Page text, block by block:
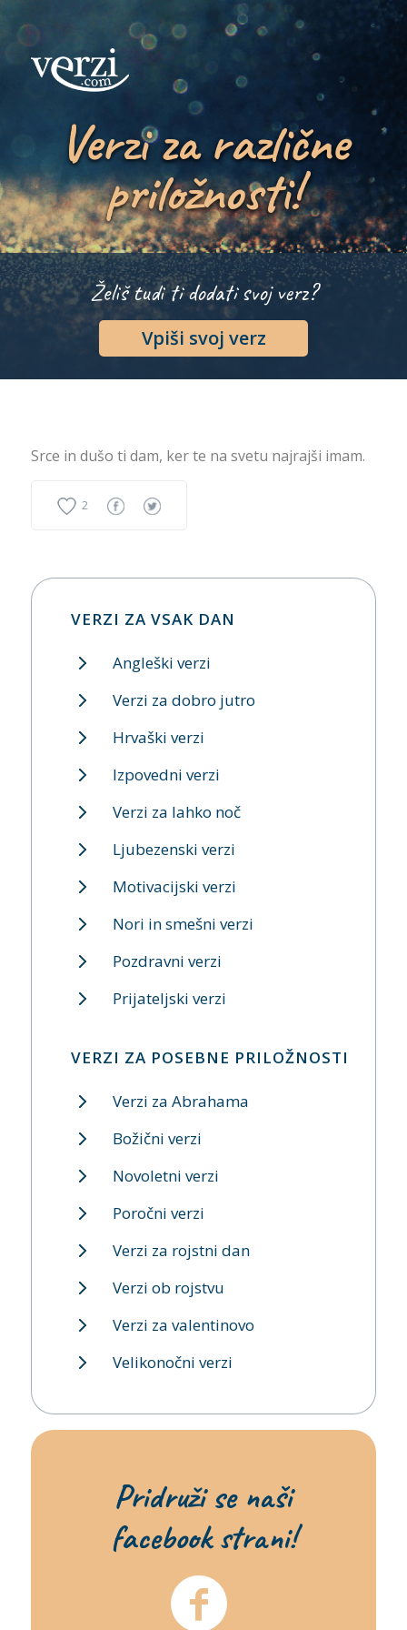
Verzi za različne
priložnosti!
Želiš tudi ti dodati svoj verz?
Vpiši svoj verz
Srce in dušo ti dam, ker te na svetu najrajši imam.
2
VERZI ZA VSAK DAN
Angleški verzi
Verzi za dobro jutro
Hrvaški verzi
Izpovedni verzi
Verzi za lahko noč
Ljubezenski verzi
Motivacijski verzi
Nori in smešni verzi
Pozdravni verzi
Prijateljski verzi
VERZI ZA POSEBNE PRILOŽNOSTI
Verzi za Abrahama
Božični verzi
Novoletni verzi
Poročni verzi
Verzi za rojstni dan
Verzi ob rojstvu
Verzi za valentinovo
Velikonočni verzi
Pridruži se naši
facebook strani!